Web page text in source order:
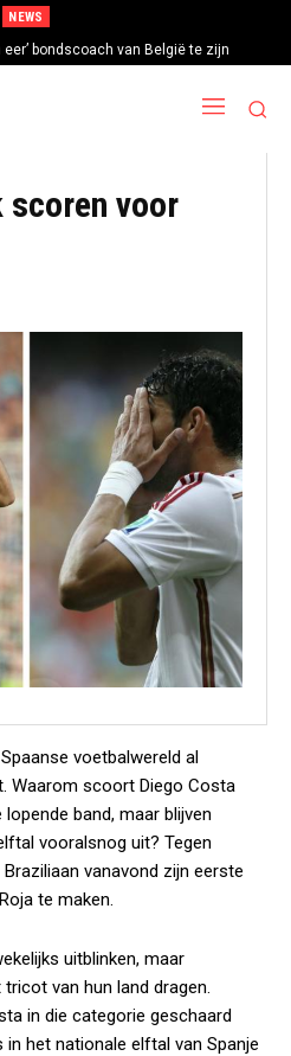
NEWS
bondscoach van België te zijn
voor
voetbalwereld al
Waarom scoort Diego Costa
band, maar blijven
vooralsnog uit? Tegen
vanavond zijn eerste
te maken.
uitblinken, maar
van hun land dragen.
in die categorie geschaard
het nationale elftal van Spanje